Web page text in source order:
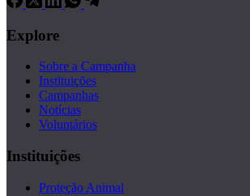
Explore
Sobre a Campanha
Instituições
Campanhas
Notícias
Voluntários
Instituições
Proteção Animal